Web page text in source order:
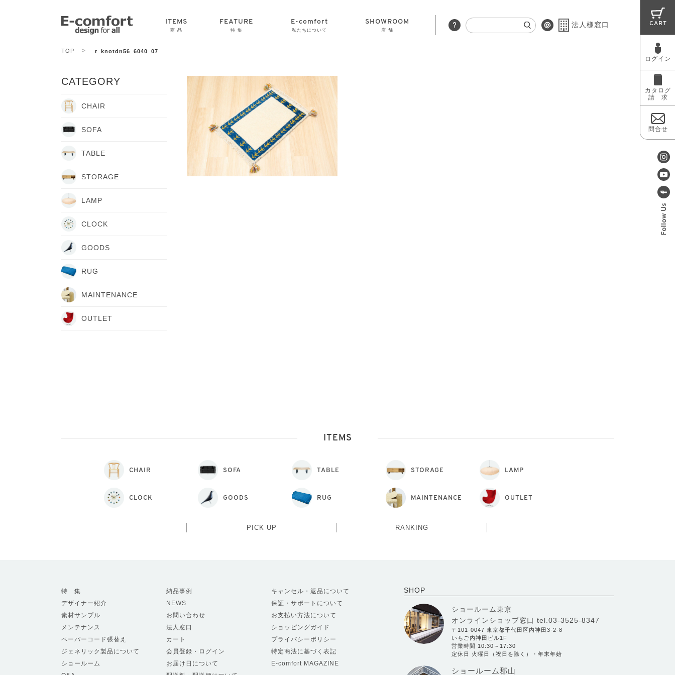
ITEMS
商 品
FEATURE
特 集
E-comfort
私たちについて
いて
SHOWROOM
店 舗
法人様窓口 CART
ログイン
カタログ
請 求
問合せ
TOP > r_knotdn56_6040_07
CATEGORY
CHAIR
SOFA
TABLE
STORAGE
LAMP
CLOCK
GOODS
RUG
MAINTENANCE
OUTLET
ITEMS
CHAIR SOFA TABLE STORAGE LAMP
CLOCK GOODS RUG MAINTENANCE OUTLET
PICK UP RANKING
SHOP
ショールーム東京
オンラインショップ窓口 tel.03-3525-8347
〒101-0047 東京都千代田区内神田3-2-8
いちご内神田ビル1F
営業時間 10:30～17:30
定休日 火曜日（祝日を除く）・年末年始
ショールーム郡山
特 集
デザイナー紹介
素材サンプル
メンテナンス
ペーパーコード張替え
ジェネリック製品について
ショールーム
納品事例
NEWS
お問い合わせ
法人窓口
カート
会員登録・ログイン
お届け日について
キャンセル・返品について
保証・サポートについて
お支払い方法について
ショッピングガイド
プライバシーポリシー
特定商法に基づく表記
E-comfort MAGAZINE